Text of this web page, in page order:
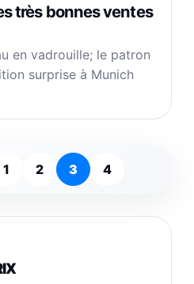
très bonnes ventes
en vadrouille; le patron
surprise à Munich
1 2 3 4